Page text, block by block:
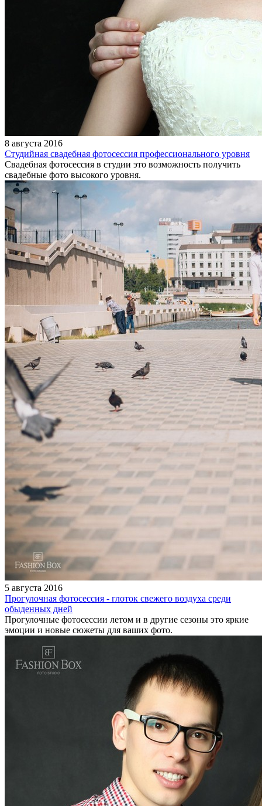
8 августа 2016
Студийная свадебная фотосессия профессионального уровня
Свадебная фотосессия в студии это возможность получить
свадебные фото высокого уровня.
5 августа 2016
Прогулочная фотосессия - глоток свежего воздуха среди
обыденных дней
Прогулочные фотосессии летом и в другие сезоны это яркие
эмоции и новые сюжеты для ваших фото.